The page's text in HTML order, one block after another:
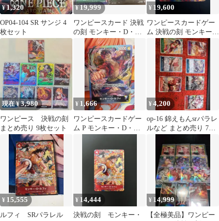
¥1,320
OP04-104 SR サンジ 4
枚セット
¥19,999
ワンピースカード 決戦
の刻 モンキー・D・ル
フィ リーダー パラレル
Rパラレル
¥ 19,600
ワンピースカードゲー
ム 決戦の刻 モンキー・
D・ルフィ SR パラレル
レア
現在 ¥3,980
ワンピース 決戦の刻
まとめ売り 9枚セット
¥ 1,666
ワンピースカードゲー
ム P モンキー・D・ル
¥4,200
op-16 錦えもんsrパラレ
ルなど まとめ売り 7枚
¥ 15,555
ルフィ SRパラレル
¥ 14,444
決戦の刻 モンキー・
¥ 14,999
【全極美品】ワンピー